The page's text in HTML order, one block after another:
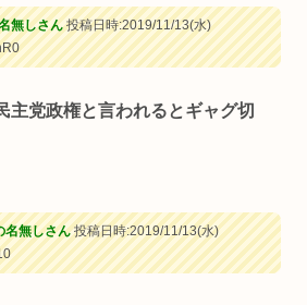
無しさん投稿日時:2019/11/13(水)
主党政権と言われるとギャグ切
名無しさん投稿日時:2019/11/13(水)